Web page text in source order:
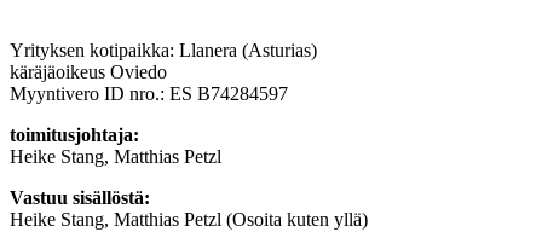
Yrityksen kotipaikka: Llanera (Asturias)
käräjäoikeus Oviedo
Myyntivero ID nro.: ES B74284597
toimitusjohtaja:
Heike Stang, Matthias Petzl
Vastuu sisällöstä:
Heike Stang, Matthias Petzl (Osoita kuten yllä)